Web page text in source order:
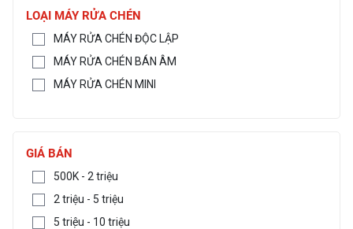
LOẠI MÁY RỬA CHÉN
MÁY RỬA CHÉN ĐỘC LẬP
MÁY RỬA CHÉN BÁN ÂM
MÁY RỬA CHÉN MINI
GIÁ BÁN
500K - 2 triệu
2 triệu - 5 triệu
5 triệu - 10 triệu